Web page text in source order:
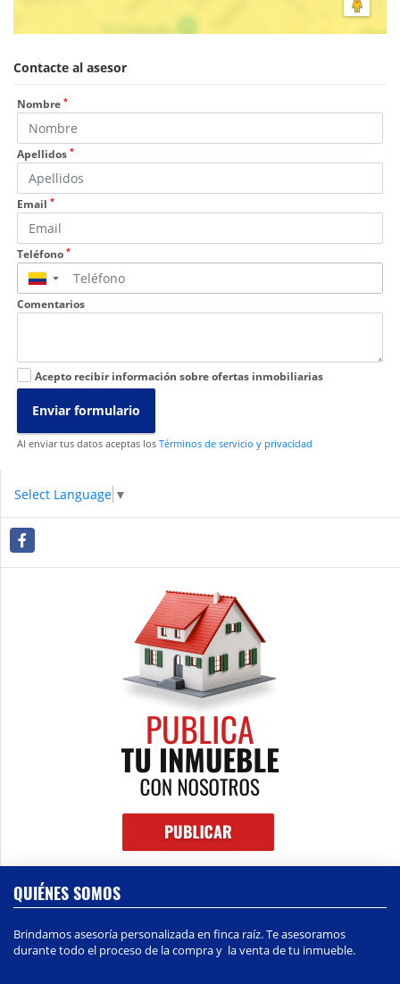
Contacte al asesor
Nombre *
Apellidos *
Email *
Teléfono *
▼
Comentarios
Acepto recibir información sobre ofertas inmobiliarias
Enviar formulario
Al enviar tus datos aceptas los Términos de servicio y privacidad
Select Language ▼
Facebook
QUIÉNES SOMOS
Brindamos asesoría personalizada en finca raíz. Te asesoramos
durante todo el proceso de la compra y la venta de tu inmueble.